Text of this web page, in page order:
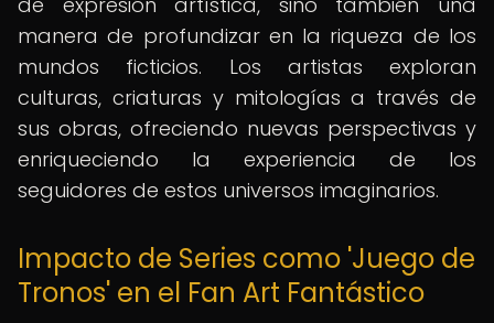
manera de profundizar en la riqueza de los
mundos ficticios. Los artistas exploran
culturas, criaturas y mitologías a través de
sus obras, ofreciendo nuevas perspectivas y
enriqueciendo la experiencia de los
seguidores de estos universos imaginarios.
Impacto de Series como 'Juego de
Tronos' en el Fan Art Fantástico